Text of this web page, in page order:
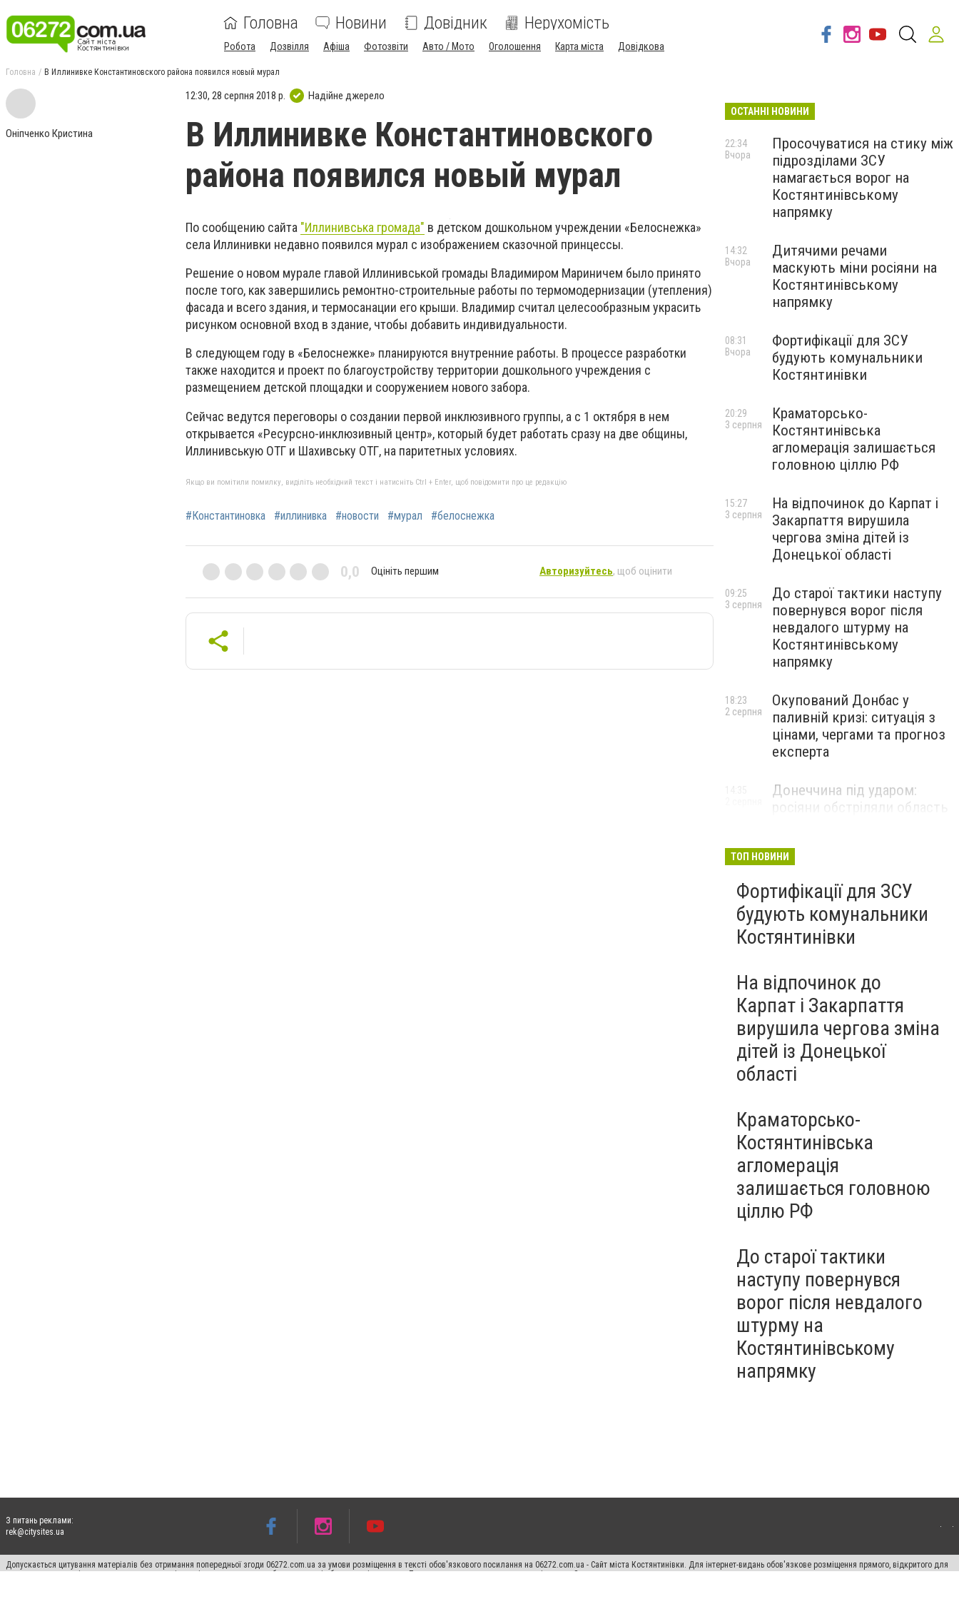
Головна Новини Довідник Нерухомість
Робота Дозвілля Афіша Фотозвіти Авто / Мото Оголошення Карта міста Довідкова
Головна В Иллинивке Константиновского района появился новый мурал
Оніпченко Кристина
12:30, 28 серпня 2018 р. Надійне джерело
В Иллинивке Константиновского
района появился новый мурал
По сообщению сайта "Иллинивська громада" в детском дошкольном учреждении «Белоснежка»
села Иллинивки недавно появился мурал с изображением сказочной принцессы.
Решение о новом мурале главой Иллинивськой громады Владимиром Мариничем было принято
после того, как завершились ремонтно-строительные работы по термомодернизации (утепления)
фасада и всего здания, и термосанации его крыши. Владимир считал целесообразным украсить
рисунком основной вход в здание, чтобы добавить индивидуальности.
В следующем году в «Белоснежке» планируются внутренние работы. В процессе разработки
также находится и проект по благоустройству территории дошкольного учреждения с
размещением детской площадки и сооружением нового забора.
Сейчас ведутся переговоры о создании первой инклюзивного группы, а с 1 октября в нем
открывается «Ресурсно-инклюзивный центр», который будет работать сразу на две общины,
Иллинивськую ОТГ и Шахивську ОТГ, на паритетных условиях.
Якщо ви помітили помилку, виділіть необхідний текст і натисніть Ctrl + Enter, щоб повідомити про це редакцію
#Константиновка #иллинивка #новости #мурал #белоснежка
0,0 Оцініть першим Авторизуйтесь, щоб оцінити
ОСТАННІ НОВИНИ
Просочуватися на стику між
підрозділами ЗСУ
намагається ворог на
Костянтинівському
напрямку
22:34
Вчора
Дитячими речами
маскують міни росіяни на
Костянтинівському
напрямку
14:32
Вчора
Фортифікації для ЗСУ
будують комунальники
Костянтинівки
08:31
Вчора
Краматорсько-
Костянтинівська
агломерація залишається
головною ціллю РФ
20:29
3 серпня
На відпочинок до Карпат і
Закарпаття вирушила
чергова зміна дітей із
Донецької області
15:27
3 серпня
До старої тактики наступу
повернувся ворог після
невдалого штурму на
Костянтинівському
напрямку
09:25
3 серпня
Окупований Донбас у
паливній кризі: ситуація з
цінами, чергами та прогноз
експерта
18:23
2 серпня
Донеччина під ударом:
росіяни обстріляли область
ТОП НОВИНИ
Фортифікації для ЗСУ
будують комунальники
Костянтинівки
На відпочинок до
Карпат і Закарпаття
вирушила чергова зміна
дітей із Донецької
області
Краматорсько-
Костянтинівська
агломерація
залишається головною
ціллю РФ
До старої тактики
наступу повернувся
ворог після невдалого
штурму на
Костянтинівському
напрямку
З питань реклами:
rek@citysites.ua
Допускається цитування матеріалів без отримання попередньої згоди 06272.com.ua за умови розміщення в тексті обов'язкового посилання на 06272.com.ua - Сайт міста Костянтинівки. Для інтернет-видань обов'язкове розміщення прямого, відкритого для
пошукових систем гіперпосилання на цитовані статті не нижче другого абзацу в тексті або в якості джерела. Порушення виняткових прав переслідується Законом.